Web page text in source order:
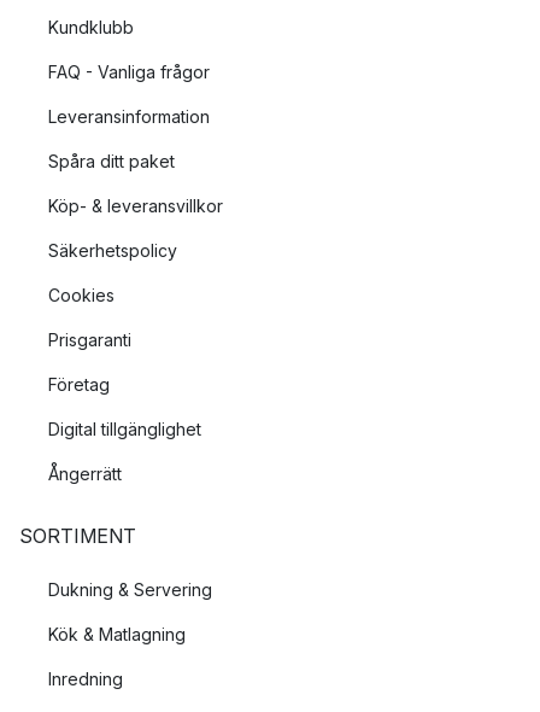
Kundklubb
FAQ - Vanliga frågor
Leveransinformation
Spåra ditt paket
Köp- & leveransvillkor
Säkerhetspolicy
Cookies
Prisgaranti
Företag
Digital tillgänglighet
Ångerrätt
SORTIMENT
Dukning & Servering
Kök & Matlagning
Inredning